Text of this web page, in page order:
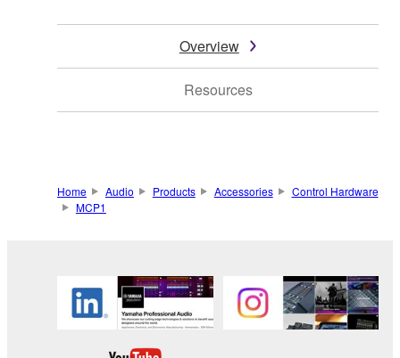
Overview
Resources
Home Audio Products Accessories
Control Hardware
MCP1